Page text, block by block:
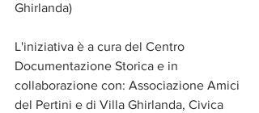
Ghirlanda)
L'iniziativa è a cura del Centro
Documentazione Storica e in
collaborazione con: Associazione Amici
del Pertini e di Villa Ghirlanda, Civica